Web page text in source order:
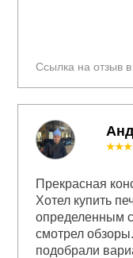
Ссылка на отзыв в
Прекрасная
Хотел купить
определенным
смотрел
подобрали